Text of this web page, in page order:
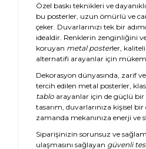
Özel baskı teknikleri ve
bu posterler, uzun ömürlü ve
çeker. Duvarlarınızı tek bir
idealdir. Renklerin zenginliğini
koruyan metal posterler,
alternatifi arayanlar için
Dekorasyon dünyasında, zarif
tercih edilen metal posterler,
tablo arayanlar için de güçlü
tasarım, duvarlarınıza kişisel
zamanda mekanınıza enerji ve
Siparişinizin sorunsuz ve
ulaşmasını sağlayan güvenli